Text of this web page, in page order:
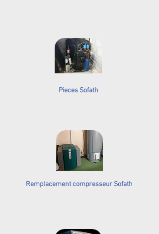
Pieces Sofath
Remplacement compresseur Sofath